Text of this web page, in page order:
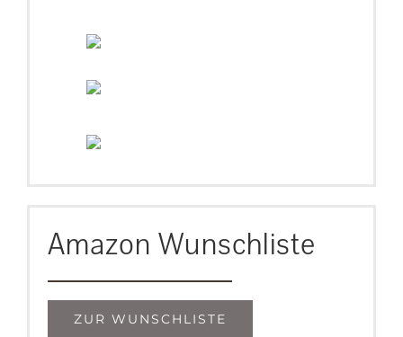
Amazon Wunschliste
ZUR WUNSCHLISTE